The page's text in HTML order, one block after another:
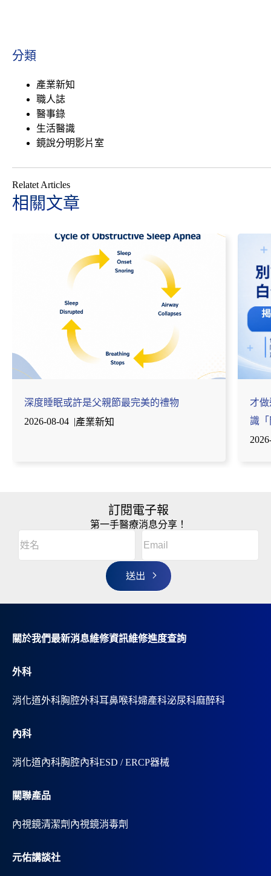
分類
產業新知
職人誌
醫事錄
生活醫識
鏡說分明影片室
Relatet Articles
相關文章
深度睡眠或許是父親節最完美的禮物
2026-08-04 |產業新知
才
識
訂閱電子報
第一手醫療消息分享！
名
(Required)
r
n
v
e
關於我們最新消息維修資訊維修進度查詢
外科
消化道外科胸腔外科耳鼻喉科婦產科泌尿科麻醉科
內科
消化道內科胸腔內科ESD / ERCP器械
關聯產品
內視鏡清潔劑 內視鏡消毒劑
元佑講談社